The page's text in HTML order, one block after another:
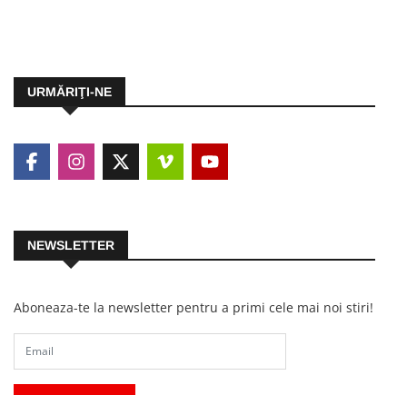
URMĂRIŢI-NE
NEWSLETTER
Aboneaza-te la newsletter pentru a primi cele mai noi stiri!